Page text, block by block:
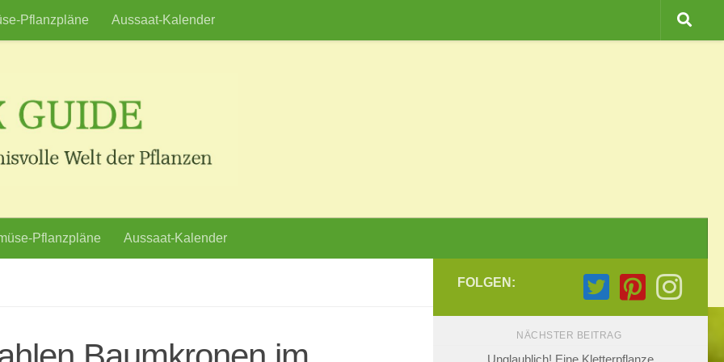
Pflanzpläne Aussaat-Kalender
Pflanzpläne Aussaat-Kalender
FOLGEN:
NÄCHSTER BEITRAG
Unglaublich! Eine Kletterpflanze